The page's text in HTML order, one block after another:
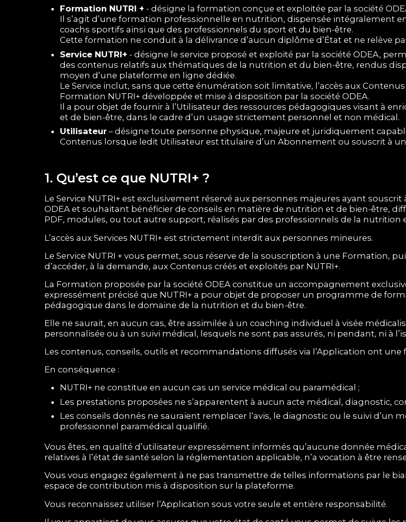
Formation NUTRI + - désigne la formation conçue et exploitée par la société
Il s’agit d’une formation professionnelle en nutrition, dispensée intégralement
coachs sportifs ainsi que des professionnels du sport et du bien-être.
Cette formation ne conduit à la délivrance d’aucun diplôme d’État et ne relève
Service NUTRI+ - désigne le service proposé et exploité par la société ODEA,
des contenus relatifs aux thématiques de la nutrition et du bien-être, rendus
moyen d’une plateforme en ligne dédiée.
Le Service inclut, sans que cette énumération soit limitative, l’accès aux
Formation NUTRI+ développée et mise à disposition par la société ODEA.
Il a pour objet de fournir à l’Utilisateur des ressources pédagogiques visant à
et de bien-être, dans le cadre d’un usage strictement personnel et non médical.
Utilisateur– désigne toute personne physique, majeure et juridiquement capable
Contenus lorsque ledit Utilisateur est titulaire d’un Abonnement ou souscrit à
1. Qu’est ce que NUTRI+ ?
Le Service NUTRI+ est exclusivement réservé aux personnes majeures ayant souscrit
ODEA et souhaitant bénéficier de conseils en matière de nutrition et de bien-être,
PDF, modules, ou tout autre support, réalisés par des professionnels de la nutrition
L’accès aux Services NUTRI+ est strictement interdit aux personnes mineures.
Le Service NUTRI + vous permet, sous réserve de la souscription à une Formation,
d’accéder, à la demande, aux Contenus créés et exploités par NUTRI+.
La Formation proposée par la société ODEA constitue un accompagnement
expressément précisé que NUTRI+ a pour objet de proposer un programme de
pédagogique dans le domaine de la nutrition et du bien-être.
Elle ne saurait, en aucun cas, être assimilée à un coaching individuel à visée
personnalisée ou à un suivi médical, lesquels ne sont pas assurés, ni pendant, ni à
Les contenus, conseils, outils et recommandations diffusés via l’Application ont
En conséquence :
NUTRI+ ne constitue en aucun cas un service médical ou paramédical ;
Les prestations proposées ne s’apparentent à aucun acte médical, diagnostic,
Les conseils donnés ne sauraient remplacer l’avis, le diagnostic ou le suivi d’un
professionnel paramédical qualifié.
Vous êtes, en qualité d’utilisateur expressément informés qu’aucune donnée
relatives à l’état de santé selon la réglementation applicable, n’a vocation à être
Vous vous engagez également à ne pas transmettre de telles informations par le
espace de contribution mis à disposition sur la plateforme.
Vous reconnaissez utiliser l’Application sous votre seule et entière responsabilité.